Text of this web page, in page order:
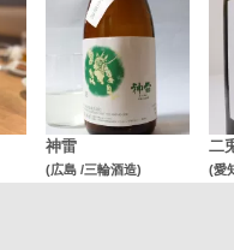
神雷
(広島 /三輪酒造)
二
(愛